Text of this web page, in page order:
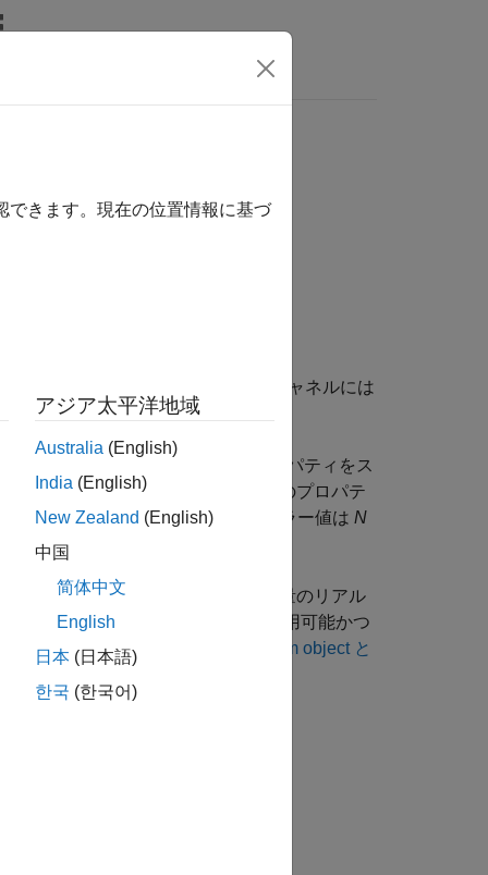
弦波信号を生成します。各出力チャネルには
プロパティをス
出力でのチャネル数です。これらのプロパテ
ロパティに対して指定されたスカラー値は N
します。ただ、オブジェクトは大量のリアル
とができます。関数は、すぐに利用可能かつ
。両者の比較については、
System object と
できます。現在の位置情報に基づ
アジア太平洋地域
Australia (English)
India (English)
New Zealand (English)
中国
简体中文
English
日本 (日本語)
한국 (한국어)